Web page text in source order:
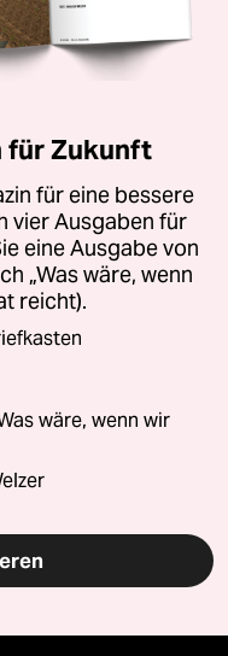
für Zukunft
für eine bessere
vier Ausgaben für
eine Ausgabe von
„Was wäre, wenn
reicht).
wäre, wenn wir